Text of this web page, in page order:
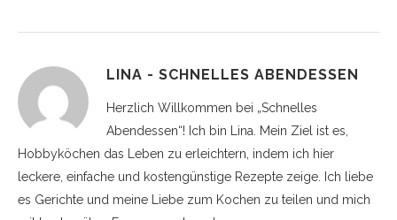
LINA - SCHNELLES ABENDESSEN
Herzlich Willkommen bei „Schnelles
Abendessen“! Ich bin Lina. Mein Ziel ist es,
Hobbyköchen das Leben zu erleichtern, indem ich hier
leckere, einfache und kostengünstige Rezepte zeige. Ich liebe
es Gerichte und meine Liebe zum Kochen zu teilen und mich